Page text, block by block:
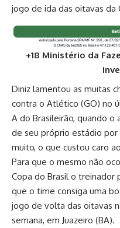
jogo de ida das oitavas da
+18 Ministério da
Diniz lamentou as muitas
contra o Atlético (GO) no
A do Brasileirão, quando
de seu próprio estádio por
muito, o que custou caro
Para que o mesmo não
Copa do Brasil o treinador
que o time consiga uma
jogo de volta das oitavas
semana, em Juazeiro (BA).